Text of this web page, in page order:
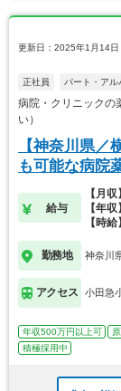
更新日：2025年1月14日
正社員 パート・アル
病院・クリニック
い）
【神奈川県
も可能な病院
給与
【月
【年
【時
勤務地 神奈川
アクセス 小田急
年収500万円以上可
積極採用中